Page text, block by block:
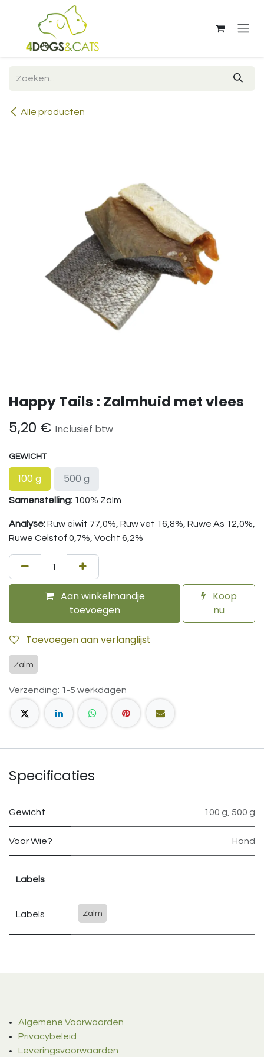
Overslaan naar inhoud
Alle producten
Happy Tails : Zalmhuid met vlees
5,20 € Inclusief btw
GEWICHT
100 g 500 g
Samenstelling: 100% Zalm
Analyse:Ruw eiwit 77,0%, Ruw vet 16,8%, Ruwe As 12,0%,
Ruwe Celstof 0,7%, Vocht 6,2%
Aan winkelmandje
toevoegen
Koop
nu
Toevoegen aan verlanglijst
Zalm
Verzending: 1-5 werkdagen
Specificaties
Gewicht 100 g, 500 g
Voor Wie? Hond
Labels
Labels Zalm
Algemene Voorwaarden
Privacybeleid
Leveringsvoorwaarden